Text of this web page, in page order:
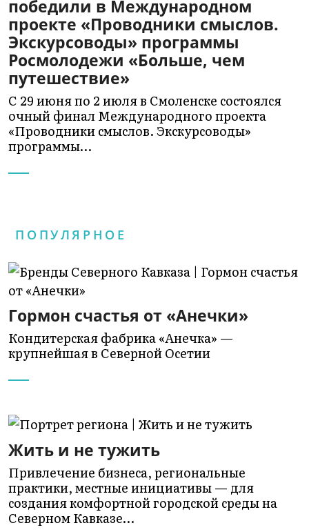
победили в Международном
проекте «Проводники смыслов.
Экскурсоводы» программы
Росмолодежи «Больше, чем
путешествие»
С 29 июня по 2 июля в Смоленске состоялся
очный финал Международного проекта
«Проводники смыслов. Экскурсоводы»
программы…
ПОПУЛЯРНОЕ
Гормон счастья от «Анечки»
Кондитерская фабрика «Анечка» —
крупнейшая в Северной Осетии
Жить и не тужить
Привлечение бизнеса, региональные
практики, местные инициативы — для
создания комфортной городской среды на
Северном Кавказе…